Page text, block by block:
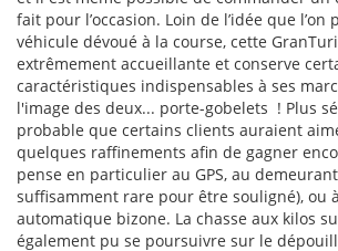
fait pour l’occasion. Loin de l’idée que l’on
véhicule dévoué à la course, cette
extrêmement accueillante et conserve
caractéristiques indispensables à ses
l'image des deux... porte-gobelets ! Plus
probable que certains clients auraient
quelques raffinements afin de gagner
pense en particulier au GPS, au
suffisamment rare pour être souligné), ou
automatique bizone. La chasse aux kilos
également pu se poursuivre sur le